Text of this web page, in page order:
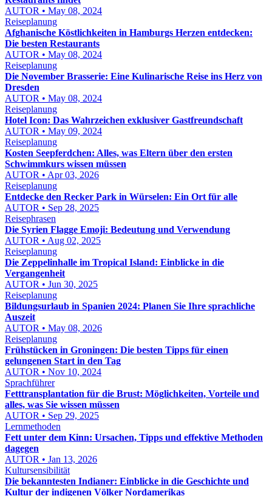
AUTOR • May 08, 2024
Reiseplanung
Afghanische Köstlichkeiten in Hamburgs Herzen entdecken:
Die besten Restaurants
AUTOR • May 08, 2024
Reiseplanung
Die November Brasserie: Eine Kulinarische Reise ins Herz von
Dresden
AUTOR • May 08, 2024
Reiseplanung
Hotel Icon: Das Wahrzeichen exklusiver Gastfreundschaft
AUTOR • May 09, 2024
Reiseplanung
Kosten Seepferdchen: Alles, was Eltern über den ersten
Schwimmkurs wissen müssen
AUTOR • Apr 03, 2026
Reiseplanung
Entdecke den Recker Park in Würselen: Ein Ort für alle
AUTOR • Sep 28, 2025
Reisephrasen
Die Syrien Flagge Emoji: Bedeutung und Verwendung
AUTOR • Aug 02, 2025
Reiseplanung
Die Zeppelinhalle im Tropical Island: Einblicke in die
Vergangenheit
AUTOR • Jun 30, 2025
Reiseplanung
Bildungsurlaub in Spanien 2024: Planen Sie Ihre sprachliche
Auszeit
AUTOR • May 08, 2026
Reiseplanung
Frühstücken in Groningen: Die besten Tipps für einen
gelungenen Start in den Tag
AUTOR • Nov 10, 2024
Sprachführer
Fetttransplantation für die Brust: Möglichkeiten, Vorteile und
alles, was Sie wissen müssen
AUTOR • Sep 29, 2025
Lernmethoden
Fett unter dem Kinn: Ursachen, Tipps und effektive Methoden
dagegen
AUTOR • Jan 13, 2026
Kultursensibilität
Die bekanntesten Indianer: Einblicke in die Geschichte und
Kultur der indigenen Völker Nordamerikas